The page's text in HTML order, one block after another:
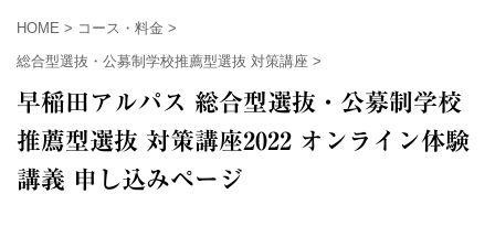
HOME > コース・料金 >
総合型選抜・公募制学校推薦型選抜 対策講座 >
早稲田アルパス 総合型選抜・公募制学校
推薦型選抜 対策講座2022 オンライン体験
講義 申し込みページ